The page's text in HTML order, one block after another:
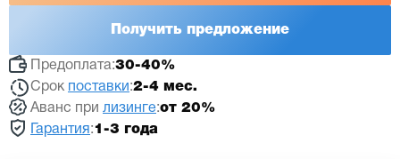
Получить предложение
Предоплата:30-40%
Срок поставки :2-4 мес.
Аванс при лизинге:от 20%
Гарантия :1-3 года